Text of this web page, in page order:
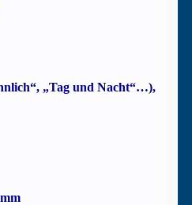
„Tag und Nacht“…),